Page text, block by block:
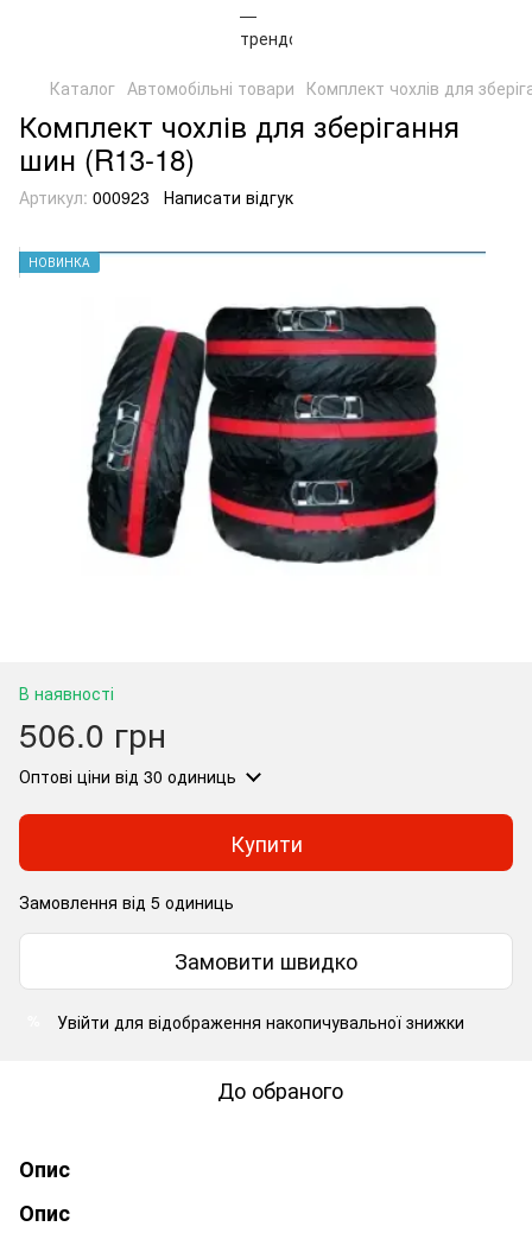
Каталог Автомобільні товари Комплект чохлів для
Комплект чохлів для зберігання
шин (R13-18)
Артикул: 000923 Написати відгук
НОВИНКА
В наявності
506.0 грн
Оптові ціни від 30 одиниць
Купити
Замовлення від 5 одиниць
Замовити швидко
Увійти для відображення накопичувальної знижки
До обраного
Опис
Опис